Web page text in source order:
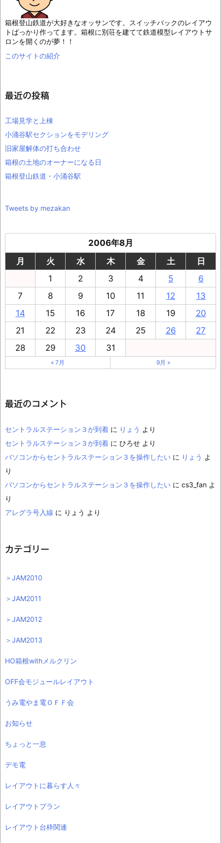
箱根登山鉄道が大好きなオッサンです。スイッチバックのレイアウ
トばっかり作ってます。箱根に別荘を建てて鉄道模型レイアウトサ
ロンを開くのが夢！！
このサイトの紹介
最近の投稿
工場見学と上棟
小涌谷駅セクションをモデリング
旧家屋解体の打ち合わせ
箱根の土地のオーナーになる日
箱根登山鉄道・小涌谷駅
Tweets by mezakan
2006年8月
月
火 水 木 金 土
日
1
2 3 4 5
6
7
8 9 10 11 12
13
14
15 16 17 18 19
20
21
22 23 24 25 26
27
28
29 30 31
« 7月 9月 »
最近のコメント
セントラルステーション３が到着 に りょう より
セントラルステーション３が到着 に ひろせ より
パソコンからセントラルステーション３を操作したい に りょう よ
り
パソコンからセントラルステーション３を操作したい に cs3_fan よ
り
アレグラ号入線 に りょう より
カテゴリー
＞JAM2010
＞JAM2011
＞JAM2012
＞JAM2013
HO箱根withメルクリン
OFF会モジュールレイアウト
うみ電やま電ＯＦＦ会
お知らせ
ちょっと一息
デモ電
レイアウトに暮らす人々
レイアウトプラン
レイアウト台枠関連